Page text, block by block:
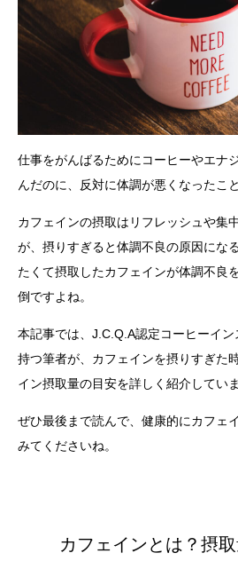
仕事をがんばるためにコーヒーやエナ
んだのに、反対に体調が悪くなったこ
カフェインの摂取はリフレッシュや集
が、摂りすぎると体調不良の原因にな
たくて摂取したカフェインが体調不良
倒ですよね。
本記事では、J.C.Q.A認定コーヒーイ
持つ筆者が、カフェインを摂りすぎた
イン摂取量の目安を詳しく紹介していま
ぜひ最後まで読んで、健康的にカフェ
みてくださいね。
カフェインとは？摂